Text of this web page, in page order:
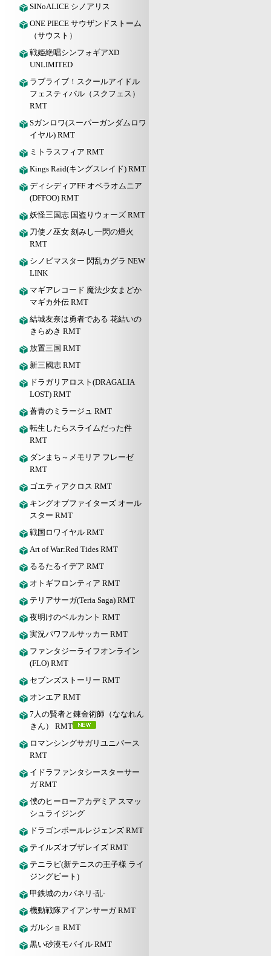
SINoALICE シノアリス
ONE PIECE サウザンドストーム
（サウスト）
戦姫絶唱シンフォギアXD
UNLIMITED
ラブライブ！スクールアイドル
フェスティバル（スクフェス）
RMT
Sガンロワ(スーパーガンダムロワ
イヤル) RMT
ミトラスフィア RMT
Kings Raid(キングスレイド) RMT
ディシディアFF オペラオムニア
(DFFOO) RMT
妖怪三国志 国盗りウォーズ RMT
刀使ノ巫女 刻みし一閃の燈火
RMT
シノビマスター 閃乱カグラ NEW
LINK
マギアレコード 魔法少女まどか
マギカ外伝 RMT
結城友奈は勇者である 花結いの
きらめき RMT
放置三国 RMT
新三國志 RMT
ドラガリアロスト(DRAGALIA
LOST) RMT
蒼青のミラージュ RMT
転生したらスライムだった件
RMT
ダンまち～メモリア フレーゼ
RMT
ゴエティアクロス RMT
キングオブファイターズ オール
スター RMT
戦国ロワイヤル RMT
Art of War:Red Tides RMT
るるたるイデア RMT
オトギフロンティア RMT
テリアサーガ(Teria Saga) RMT
夜明けのベルカント RMT
実況パワフルサッカー RMT
ファンタジーライフオンライン
(FLO) RMT
セブンズストーリー RMT
オンエア RMT
7人の賢者と錬金術師（ななれん
きん） RMT
ロマンシングサガリユニバース
RMT
イドラファンタシースターサー
ガ RMT
僕のヒーローアカデミア スマッ
シュライジング
ドラゴンボールレジェンズ RMT
テイルズオブザレイズ RMT
テニラビ(新テニスの王子様 ライ
ジングビート)
甲鉄城のカバネリ-乱-
機動戦隊アイアンサーガ RMT
ガルショ RMT
黒い砂漠モバイル RMT